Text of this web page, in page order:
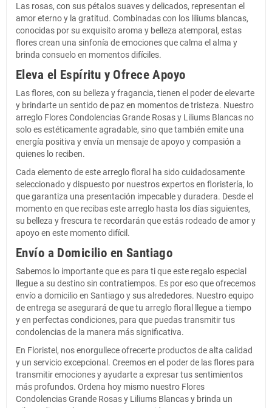
Las rosas, con sus pétalos suaves y delicados, representan el
amor eterno y la gratitud. Combinadas con los liliums blancas,
conocidas por su exquisito aroma y belleza atemporal, estas
flores crean una sinfonía de emociones que calma el alma y
brinda consuelo en momentos difíciles.
Eleva el Espíritu y Ofrece Apoyo
Las flores, con su belleza y fragancia, tienen el poder de elevarte
y brindarte un sentido de paz en momentos de tristeza. Nuestro
arreglo Flores Condolencias Grande Rosas y Liliums Blancas no
solo es estéticamente agradable, sino que también emite una
energía positiva y envía un mensaje de apoyo y compasión a
quienes lo reciben.
Cada elemento de este arreglo floral ha sido cuidadosamente
seleccionado y dispuesto por nuestros expertos en floristería, lo
que garantiza una presentación impecable y duradera. Desde el
momento en que recibas este arreglo hasta los días siguientes,
su belleza y frescura te recordarán que estás rodeado de amor y
apoyo en este momento difícil.
Envío a Domicilio en Santiago
Sabemos lo importante que es para ti que este regalo especial
llegue a su destino sin contratiempos. Es por eso que ofrecemos
envío a domicilio en Santiago y sus alrededores. Nuestro equipo
de entrega se asegurará de que tu arreglo floral llegue a tiempo
y en perfectas condiciones, para que puedas transmitir tus
condolencias de la manera más significativa.
En Floristel, nos enorgullece ofrecerte productos de alta calidad
y un servicio excepcional. Creemos en el poder de las flores para
transmitir emociones y ayudarte a expresar tus sentimientos
más profundos. Ordena hoy mismo nuestro Flores
Condolencias Grande Rosas y Liliums Blancas y brinda un